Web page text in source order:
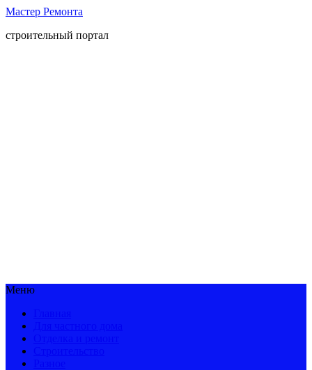
Мастер Ремонта
строительный портал
Меню